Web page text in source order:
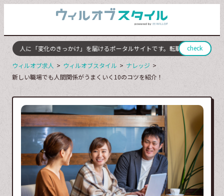
の人に「変化のきっかけ」を届けるポータルサイトです。転職やキャリアチ
check
ウィルオブ求人 ウィルオブスタイル
ナレッジ
新しい職場でも人間関係がうまくいく10のコツを紹介！